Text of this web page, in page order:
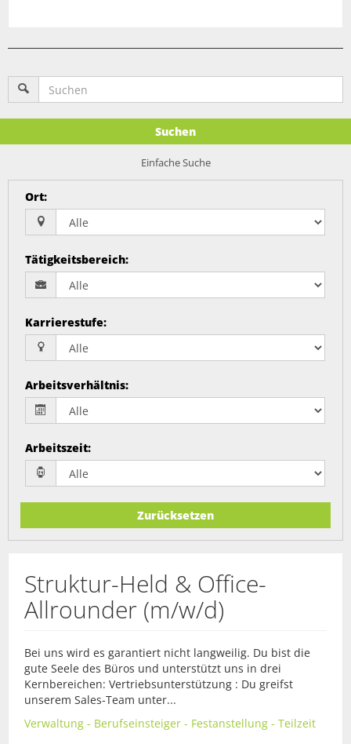
Suchen
Einfache Suche
Ort:
Tätigkeitsbereich:
Karrierestufe:
Arbeitsverhältnis:
Arbeitszeit:
Zurücksetzen
Struktur-Held & Office-
Allrounder (m/w/d)
Bei uns wird es garantiert nicht langweilig. Du bist die
gute Seele des Büros und unterstützt uns in drei
Kernbereichen: Vertriebsunterstützung : Du greifst
unserem Sales-Team unter...
Verwaltung - Berufseinsteiger - Festanstellung - Teilzeit